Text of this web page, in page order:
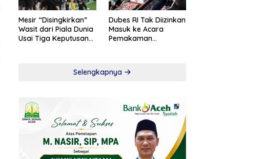
Mesir “Disingkirkan”
Wasit dari Piala Dunia
Usai Tiga Keputusan
Dubes RI Tak Diizinkan
Masuk ke Acara
Pemakaman
Selengkapnya